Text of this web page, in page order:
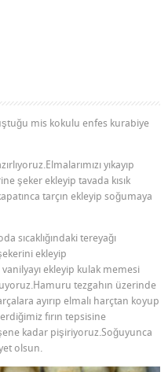
mis kokulu enfes kurabiye
yıkayıp
şeker ekleyip tavada kısık
tarçın ekleyip soğumaya
sıcaklığındaki tereyağı
ekleyip
ekleyip kulak memesi
tezgahın üzerinde
ayırıp elmalı harçtan koyup
fırın tepsisine
kadar pişiriyoruz.Soğuyunca
olsun.